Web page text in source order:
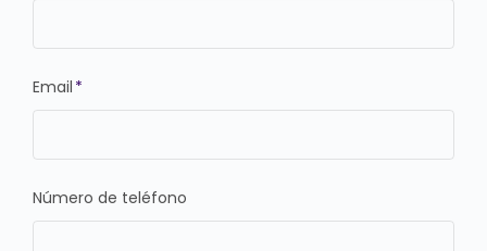
Email *
Número de teléfono